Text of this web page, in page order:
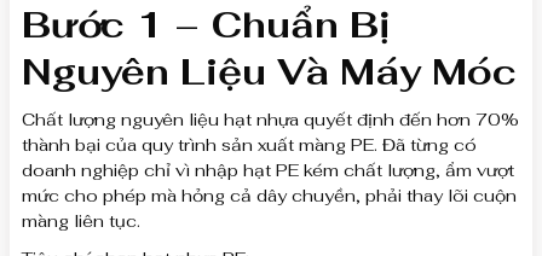
Bước 1 – Chuẩn Bị
Nguyên Liệu Và Máy Móc
Chất lượng nguyên liệu hạt nhựa quyết định đến hơn 70%
thành bại của quy trình sản xuất màng PE. Đã từng có
doanh nghiệp chỉ vì nhập hạt PE kém chất lượng, ẩm vượt
mức cho phép mà hỏng cả dây chuyền, phải thay lõi cuộn
màng liên tục.